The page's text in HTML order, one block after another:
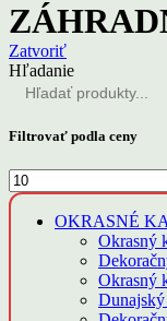
Zatvoriť
Hľadanie
Filtrovať podla ceny
Minimálna
cena
OKRASNÉ
Okrasný
Okrasný